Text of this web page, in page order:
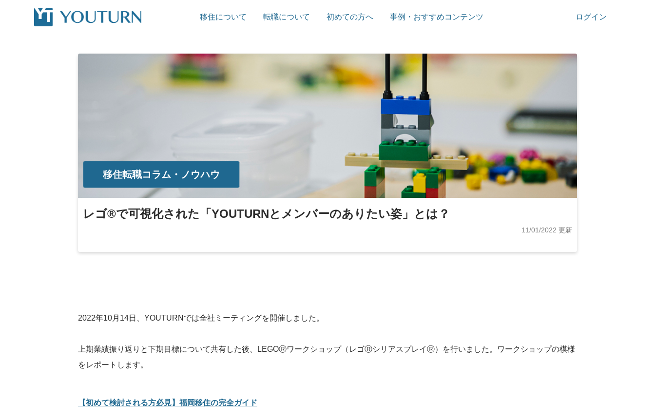
移住について 転職について 初めての方へ 事例・おすすめコンテンツ ログイン
レゴ®︎で可視化された「YOUTURNとメンバーのありたい姿」とは？
移住転職コラム・ノウハウ
11/01/2022 更新
2022年10月14日、YOUTURNでは全社ミーティングを開催しました。
上期業績振り返りと下期目標について共有した後、LEGOⓇワークショップ（レゴⓇシリアスプレイⓇ）を行いました。ワークショップの模様
をレポートします。
【初めて検討される方必見】福岡移住の完全ガイド